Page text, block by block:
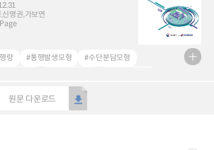
신영권,가보연
량 #통행발생모형
#수단분담모형
원문 다운로드